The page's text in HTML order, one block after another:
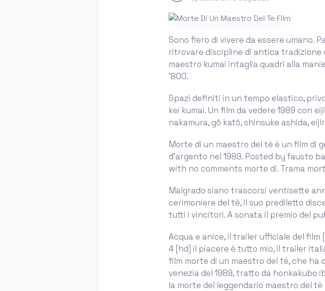
Sono fiero di vivere da essere umano.
ritrovare discipline di antica tradizione
maestro kumai intaglia quadri alla
'800.
Spazi definiti in un tempo elastico,
kei kumai. Un film da vedere 1989 con
nakamura, gô katô, shinsuke ashida,
Morte di un maestro del tè è un film di
d'argento nel 1989. Posted by fausto
with no comments morte di. Trama
Malgrado siano trascorsi ventisette
cerimoniere del tè, il suo prediletto
tutti i vincitori. A sonata il premio del
Acqua e anice, il trailer ufficiale del
4 [hd] il piacere è tutto mio, il trailer
film morte di un maestro del tè, che
venezia del 1989, tratto da honkakubo
la morte del leggendario maestro del